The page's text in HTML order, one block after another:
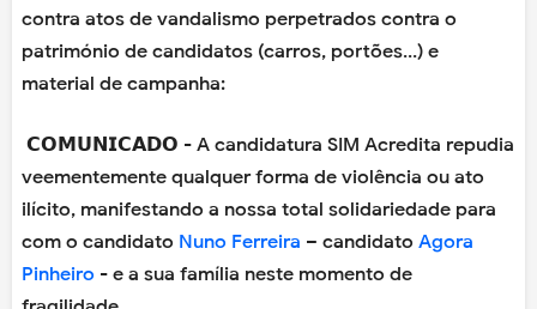
contra atos de vandalismo perpetrados contra o
património de candidatos (carros, portões...) e
material de campanha:
𝗖𝗢𝗠𝗨𝗡𝗜𝗖𝗔𝗗𝗢 - A candidatura SIM Acredita repudia
veementemente qualquer forma de violência ou ato
ilícito, manifestando a nossa total solidariedade para
com o candidato Nuno Ferreira – candidato Agora
Pinheiro - e a sua família neste momento de